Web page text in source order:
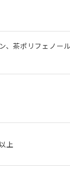
茶ポリフェノー
上